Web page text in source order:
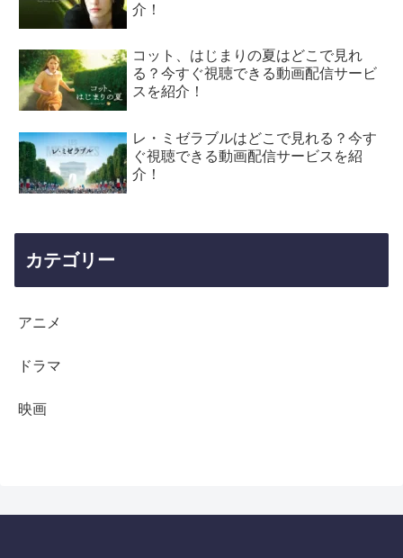
介！
コット、はじまりの夏はどこで見れ
る？今すぐ視聴できる動画配信サービ
スを紹介！
レ・ミゼラブルはどこで見れる？今す
ぐ視聴できる動画配信サービスを紹
介！
カテゴリー
アニメ
ドラマ
映画